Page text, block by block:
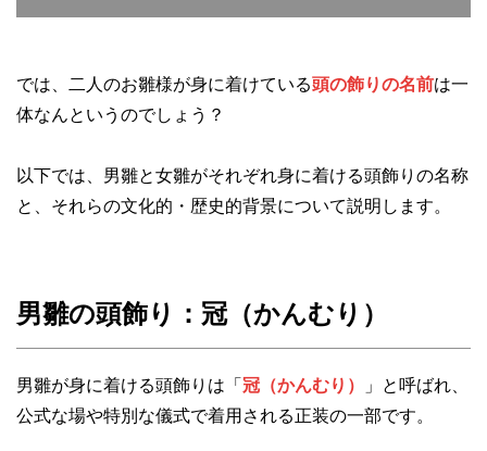
では、二人のお雛様が身に着けている頭の飾りの名前は一
体なんというのでしょう？
以下では、男雛と女雛がそれぞれ身に着ける頭飾りの名称
と、それらの文化的・歴史的背景について説明します。
男雛の頭飾り：冠（かんむり）
男雛が身に着ける頭飾りは「 冠（かんむり）
」と呼ばれ、
公式な場や特別な儀式で着用される正装の一部です。